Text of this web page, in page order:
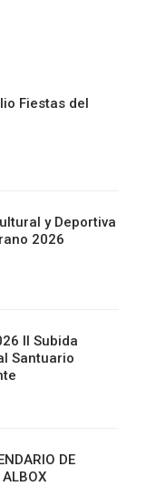
Fiestas del
y Deportiva
2026
II Subida
Santuario
DE